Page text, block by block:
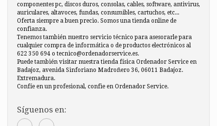
componentes pc, discos duros, consolas, cables, software, antivirus,
auriculares, altavoces, fundas, consumibles, cartuchos, etc...
Oferta siempre a buen precio. Somos una tienda online de
confianza.
Tenemos también nuestro servicio técnico para asesorarle para
cualquier compra de informática o de productos electrónicos al
622 350 694 o tecnico@ordenadorservice.es.
Puede también visitar nuestra tienda física Ordenador Service en
Badajoz, avenida Sinforiano Madroñero 36, 06011 Badajoz.
Extremadura.
Confíe en un profesional, confie en Ordenador Service.
Síguenos en: